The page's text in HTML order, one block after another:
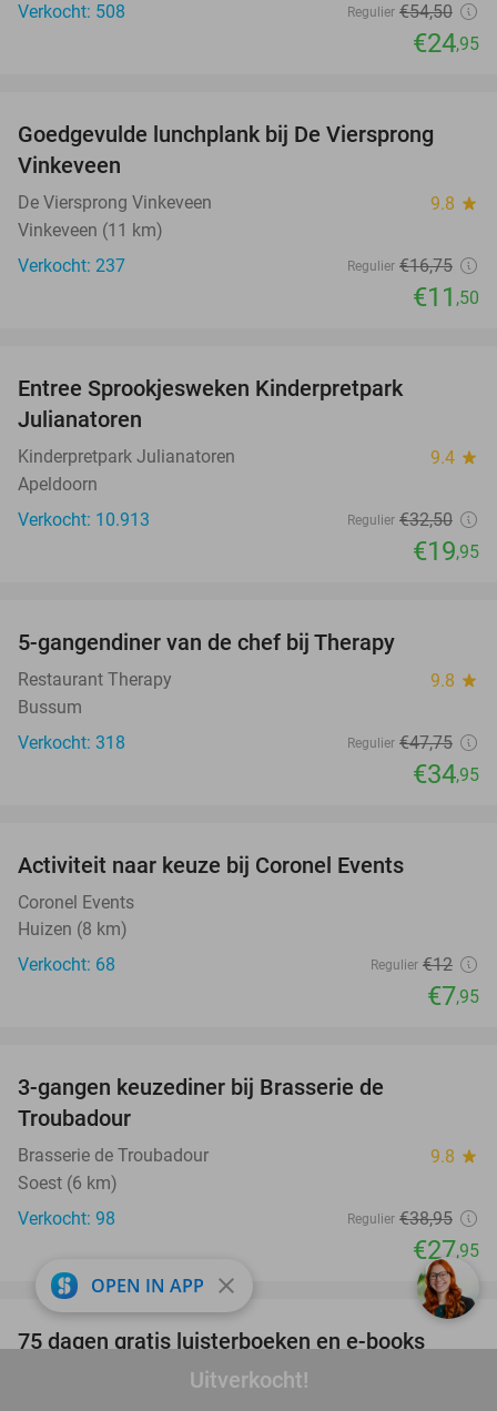
Uitverkocht!
Verkocht: 508
Regulier €54,50
€24,95
31%
Goedgevulde lunchplank bij De Viersprong
Vinkeveen
De Viersprong Vinkeveen 9.8 star
Vinkeveen (11 km)
Verkocht: 237
Regulier €16,75
€11 ,50
Entree Sprookjesweken Kinderpretpark
Julianatoren
Kinderpretpark Julianatoren 9.4 star
Apeldoorn
Verkocht: 10.913
Regulier €32,50
€19,95
5-gangendiner van de chef bij Therapy
Restaurant Therapy 9.8 star
Bussum
Verkocht: 318
Regulier €47,75
€34,95
Activiteit naar keuze bij Coronel Events
Coronel Events
Huizen (8 km)
Verkocht: 68
Regulier €12
€7,95
3-gangen keuzediner bij Brasserie de
Troubadour
Brasserie de Troubadour 9.8 star
Soest (6 km)
Verkocht: 98
Regulier €38,95
€27,95
100%
favorite_border
75 dagen gratis luisterboeken en e-books
OPEN IN APP close